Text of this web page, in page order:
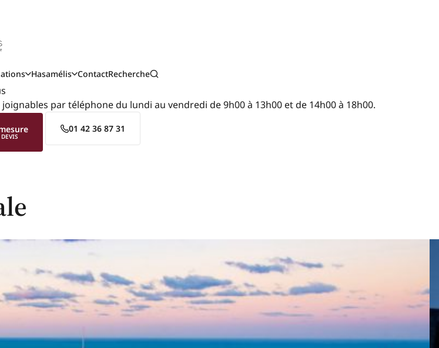
Hasamélis ContactRecherche
par téléphone du lundi au vendredi de 9h00 à 13h00 et de 14h00 à 18h00.
01 42 36 87 31